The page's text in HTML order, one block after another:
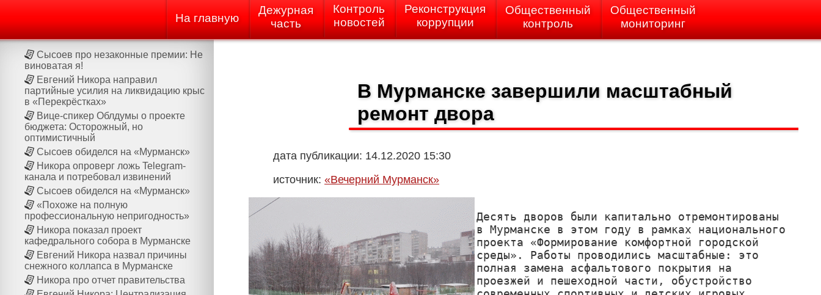
На главную
Дежурная
часть
Контроль
новостей
Реконструкция
коррупции
Общественный
контроль
Общественный
мониторинг
Сысоев про незаконные премии: Не
виноватая я!
Евгений Никора направил
партийные усилия на ликвидацию крыс
в «Перекрёстках»
Вице-спикер Облдумы о проекте
бюджета: Осторожный, но
оптимистичный
Сысоев обиделся на «Мурманск»
Никора опроверг ложь Telegram-
канала и потребовал извинений
Сысоев обиделся на «Мурманск»
«Похоже на полную
профессиональную непригодность»
Никора показал проект
кафедрального собора в Мурманске
Евгений Никора назвал причины
снежного коллапса в Мурманске
Никора про отчет правительства
В Мурманске завершили масштабный
ремонт двора
дата публикации: 14.12.2020 15:30
источник: «Вечерний Мурманск»
Десять дворов были капитально отремонтированы
в Мурманске в этом году в рамках национального
проекта «Формирование комфортной городской
среды». Работы проводились масштабные: это
полная замена асфальтового покрытия на
проезжей и пешеходной части, обустройство